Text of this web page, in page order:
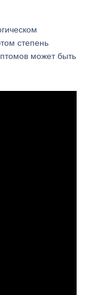
степень
может быть